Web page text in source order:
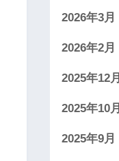
2026年3月
2026年2月
2025年12月
2025年10月
2025年9月